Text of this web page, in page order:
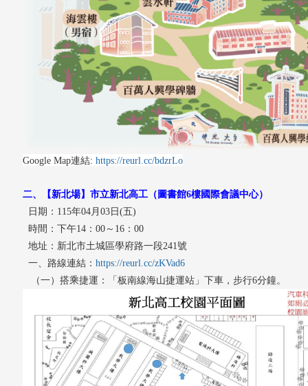
Google Map連結: https://reurl.cc/bdzrLo
二、【新北場】市立新北高工（圖書館6樓國際會議中心）
日期：115年04月03日(五)
時間：下午14：00～16：00
地址：新北市土城區學府路一段241號
一、路線連結： https://reurl.cc/zKVad6
（一）搭乘捷運 ：「板南線海山捷運站」下車，步行6分鐘。